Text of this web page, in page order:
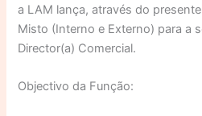
a LAM lança, através do
Misto (Interno e Externo) para a
Director(a) Comercial.
Objectivo da Função: